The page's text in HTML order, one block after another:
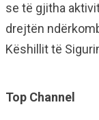
se të gjitha
drejtën
Këshillit të
Top Channel